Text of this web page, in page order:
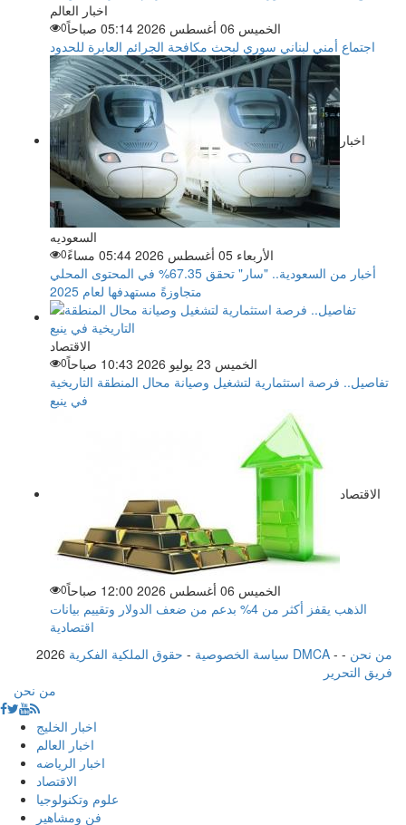
اخبار العالم
الخميس 06 أغسطس 2026 05:14 صباحاً
0
اجتماع أمني لبناني سوري لبحث مكافحة الجرائم العابرة للحدود
اخبار
السعوديه
الأربعاء 05 أغسطس 2026 05:44 مساءً
0
أخبار من السعودية.. "سار" تحقق 67.35% في المحتوى المحلي
متجاوزةً مستهدفها لعام 2025
الاقتصاد
الخميس 23 يوليو 2026 10:43 صباحاً
0
تفاصيل.. فرصة استثمارية لتشغيل وصيانة محال المنطقة التاريخية
في ينبع
الاقتصاد
الخميس 06 أغسطس 2026 12:00 صباحاً 0
الذهب يقفز أكثر من 4% بدعم من ضعف الدولار وتقييم بيانات
اقتصادية
2026
سياسة الخصوصية - حقوق الملكية الفكرية DMCA - من نحن -
فريق التحرير
من نحن
اخبار الخليج
اخبار العالم
اخبار الرياضه
الاقتصاد
علوم وتكنولوجيا
فن ومشاهير